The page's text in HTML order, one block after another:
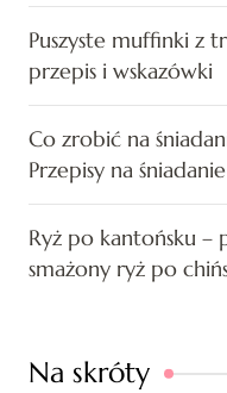
Puszyste muffinki z
przepis i wskazówki
Co zrobić na
Przepisy na
Ryż po kantońsku –
smażony ryż po
Na skróty